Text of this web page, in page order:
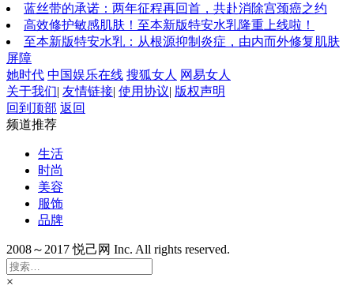
蓝丝带的承诺：两年征程再回首，共赴消除宫颈癌之约
高效修护敏感肌肤！至本新版特安水乳隆重上线啦！
至本新版特安水乳：从根源抑制炎症，由内而外修复肌肤
屏障
她时代 中国娱乐在线 搜狐女人 网易女人
关于我们| 友情链接| 使用协议| 版权声明
回到顶部 返回
频道推荐
生活
时尚
美容
服饰
品牌
2008～2017 悦己网 Inc. All rights reserved.
×